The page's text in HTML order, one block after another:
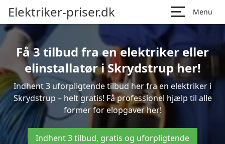
Elektriker-priser.dk Menu
Få 3 tilbud fra en elektriker eller
elinstallatør i Skrydstrup her!
Indhent 3 uforpligtende tilbud her fra en elektriker i
Skrydstrup – helt gratis! Få professionel hjælp til alle
former for elopgaver her!
Indhent 3 tilbud, gratis og uforpligtende